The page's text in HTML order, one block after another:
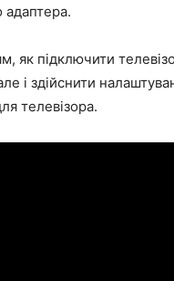
адаптера.
як підключити
і здійснити
телевізора.